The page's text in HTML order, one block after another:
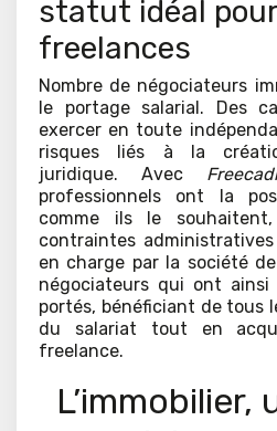
statut idéal
freelances
Nombre de négociateurs
le portage salarial. Des
exercer en toute
risques liés à la
juridique. Avec
professionnels ont la
comme ils le
contraintes
en charge par la société
négociateurs qui ont
portés, bénéficiant de tous
du salariat tout en
freelance.